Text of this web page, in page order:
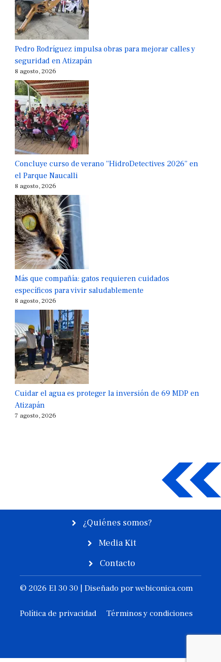
Pedro Rodríguez impulsa obras para mejorar calles y
seguridad en Atizapán
8 agosto, 2026
Concluye curso de verano “HidroDetectives 2026” en
el Parque Naucalli
8 agosto, 2026
Más que compañía: gatos requieren cuidados
específicos para vivir saludablemente
8 agosto, 2026
Cuidar el agua es proteger la inversión de 69 MDP en
Atizapán
7 agosto, 2026
¿Quiénes somos?
Media Kit
Contacto
© 2026 El 30 30 | Diseñado porwebiconica.com
Política de privacidad Términos y condiciones